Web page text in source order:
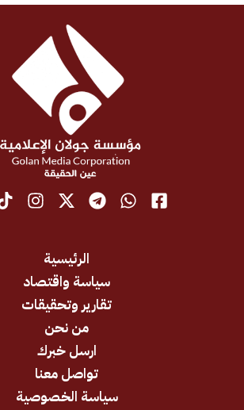
سياسة واقتصاد
تقارير وتحقيقات
ارسل خبرك
تواصل معنا
سياسة الخصوصية